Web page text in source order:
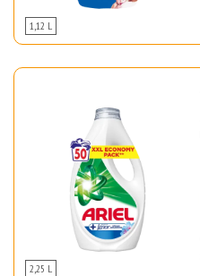
1,12 L
2,25 L